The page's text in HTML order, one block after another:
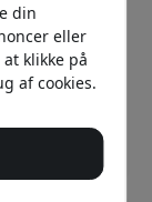
beskyttelse
til
På lager
din
eller
klikke på
af cookies.